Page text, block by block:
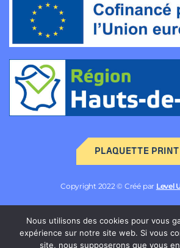
PLAQUETTE PRINT
Copyright 2022 © Créé par Level
Mentions légales
Politique de confidentialité des
Nous utilisons des cookies pour vous
expérience sur notre site web. Si vous
site, nous supposerons que vous